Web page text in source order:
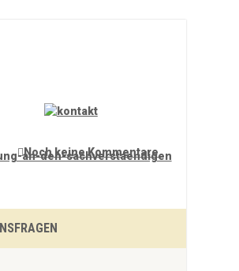
Noch keine Kommentare